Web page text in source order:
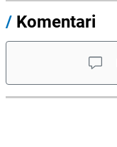
/ Komentari